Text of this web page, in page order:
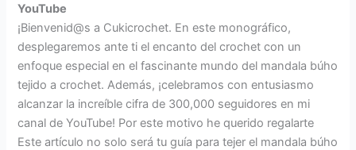
YouTube
¡Bienvenid@s a Cukicrochet. En este monográfico,
desplegaremos ante ti el encanto del crochet con un
enfoque especial en el fascinante mundo del mandala búho
tejido a crochet. Además, ¡celebramos con entusiasmo
alcanzar la increíble cifra de 300,000 seguidores en mi
canal de YouTube! Por este motivo he querido regalarte
Este artículo no solo será tu guía para tejer el mandala búho